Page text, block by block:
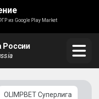
из Google Play Market
России
OLIMPBET Суперлига